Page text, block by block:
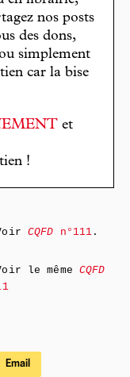
nos posts
des dons,
simplement
car la bise
et
!
CQFD n°111 .
le même CQFD
Email